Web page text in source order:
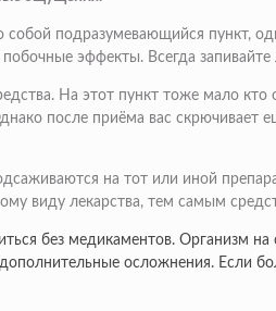
собой подразумевающийся пункт,
эффекты. Всегда
На этот пункт тоже мало
после приёма вас
на тот или иной
виду лекарства, тем самым
без медикаментов. Организм
осложнения. Если